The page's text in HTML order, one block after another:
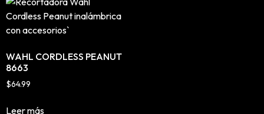
Productos de Styling
Hair Spray
Protector de Calor
Tintes
WAHL CORDLESS PEANUT
8663
$64.99
Leer más